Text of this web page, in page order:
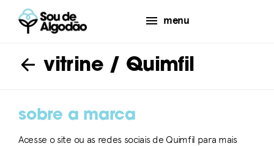
menu
vitrine/ Quimfil
sobre a marca
Acesse o site ou as redes sociais de Quimfil para mais